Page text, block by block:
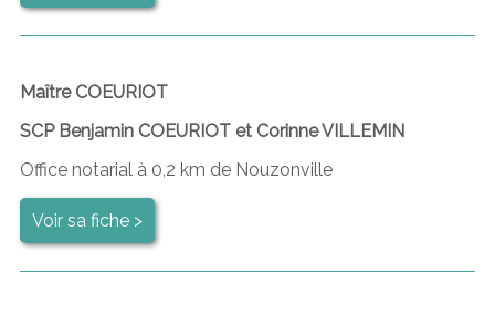
Maître COEURIOT
SCP Benjamin COEURIOT et Corinne VILLEMIN
Office notarial à 0,2 km de Nouzonville
Voir sa fiche >